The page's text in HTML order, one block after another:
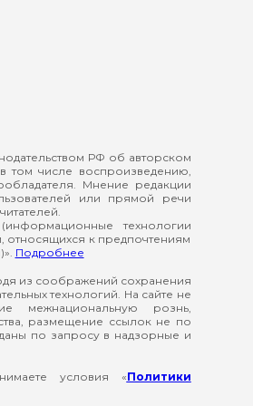
РФ об авторском
числе воспроизведению,
Мнение редакции
или прямой речи
технологии
относящихся к предпочтениям
Подробнее
из соображений сохранения
технологий. На сайте не
межнациональную рознь,
размещение ссылок не по
по запросу в надзорные и
условия «Политики